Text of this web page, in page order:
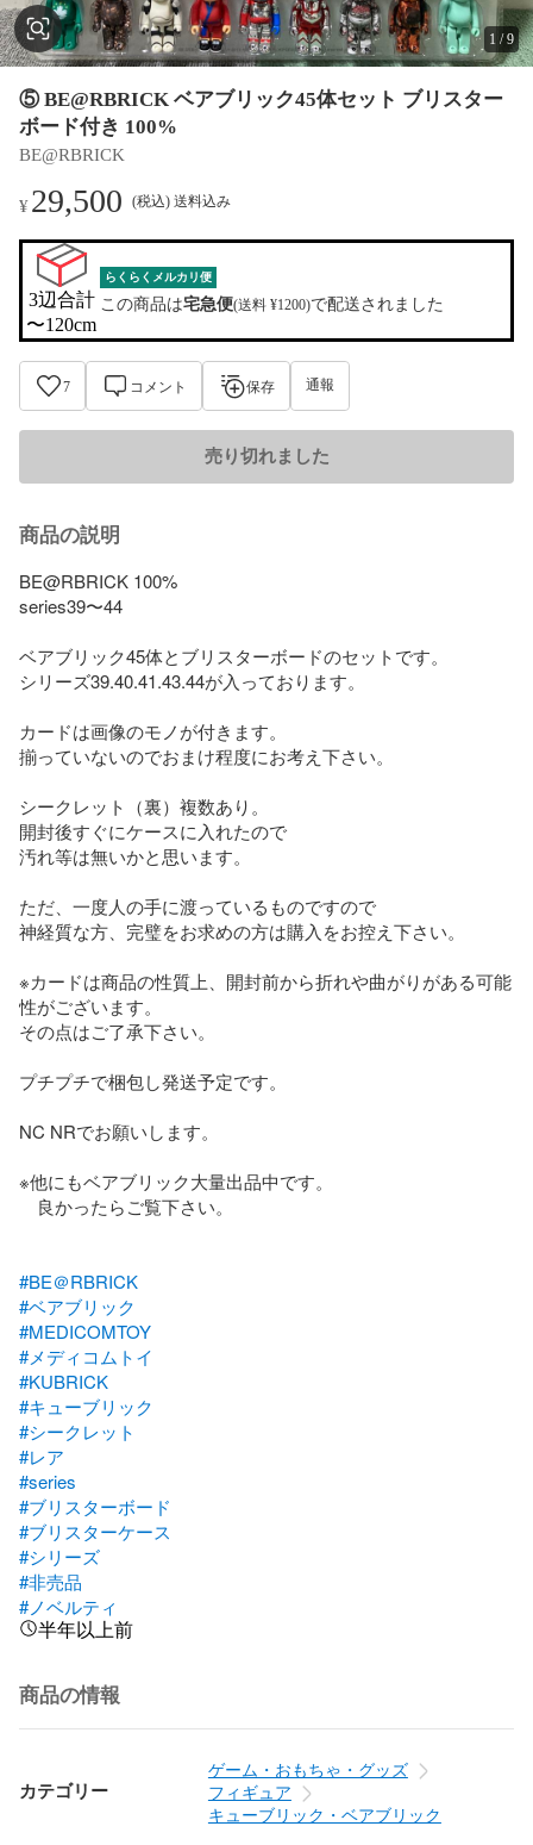
1 /9
⑤ BE@RBRICK ベアブリック45体セット ブリスター
ボード付き 100%
BE@RBRICK
¥29,500 (税込) 送料込み
3辺合計
〜120cm
らくらくメルカリ便
この商品は宅急便(送料 ¥1200)で配送されました
7 コメント 保存 通報
売り切れました
商品の説明
BE@RBRICK 100%
series39〜44
ベアブリック45体とブリスターボードのセットです。
シリーズ39.40.41.43.44が入っております。
カードは画像のモノが付きます。
揃っていないのでおまけ程度にお考え下さい。
シークレット（裏）複数あり。
開封後すぐにケースに入れたので
汚れ等は無いかと思います。
ただ、一度人の手に渡っているものですので
神経質な方、完璧をお求めの方は購入をお控え下さい。
※カードは商品の性質上、開封前から折れや曲がりがある可能
性がございます。
その点はご了承下さい。
プチプチで梱包し発送予定です。
NC NRでお願いします。
※他にもベアブリック大量出品中です。
良かったらご覧下さい。
#BE＠RBRICK
#ベアブリック
#MEDICOMTOY
#メディコムトイ
#KUBRICK
#キューブリック
#シークレット
#レア
#series
#ブリスターボード
#ブリスターケース
#シリーズ
#非売品
#ノベルティ
半年以上前
商品の情報
カテゴリー
ゲーム・おもちゃ・グッズ
フィギュア
キューブリック・ベアブリック